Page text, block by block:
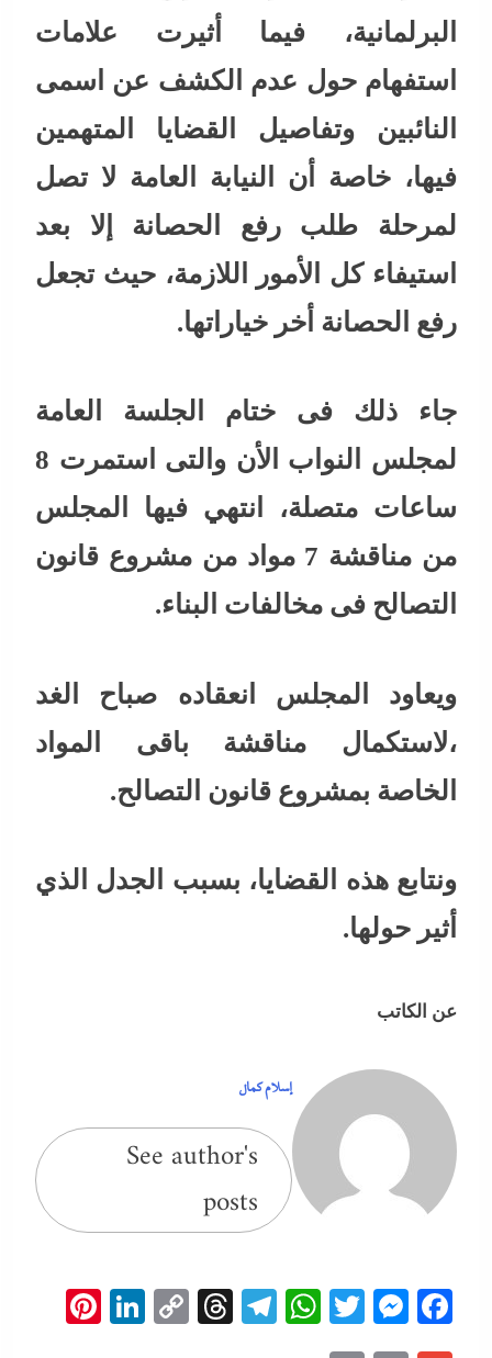
البرلمانية، فيما أثيرت علامات
استفهام حول عدم الكشف عن اسمى
النائبين وتفاصيل القضايا المتهمين
فيها، خاصة أن النيابة العامة لا تصل
لمرحلة طلب رفع الحصانة إلا بعد
استيفاء كل الأمور اللازمة، حيث تجعل
رفع الحصانة أخر خياراتها.
جاء ذلك فى ختام الجلسة العامة
لمجلس النواب الأن والتى استمرت 8
ساعات متصلة، انتهي فيها المجلس
من مناقشة 7 مواد من مشروع قانون
التصالح فى مخالفات البناء.
ويعاود المجلس انعقاده صباح الغد
،لاستكمال مناقشة باقى المواد
الخاصة بمشروع قانون التصالح.
ونتابع هذه القضايا، بسبب الجدل الذي
أثير حولها.
عن الكاتب
إسلام كمال
See author's
posts
Facebook
Messenger
Twitter
WhatsApp
Telegram
Threads
Copy